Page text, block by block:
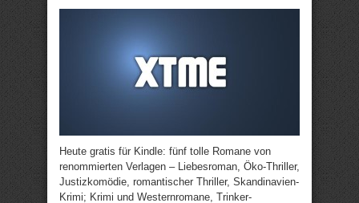
Heute gratis für Kindle: fünf tolle Romane von
renommierten Verlagen – Liebesroman, Öko-Thriller,
Justizkomödie, romantischer Thriller, Skandinavien-
Krimi; Krimi und Westernromane, Trinker-